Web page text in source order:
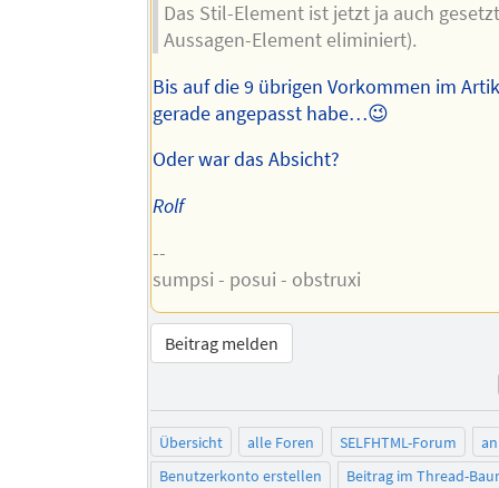
Das Stil-Element ist jetzt ja auch
Aussagen-Element eliminiert).
Bis auf die 9 übrigen Vorkommen im
gerade angepasst habe…😉
Oder war das Absicht?
Rolf
--
sumpsi - posui - obstruxi
Beitrag melden
Übersicht alle Foren SELFHTML-Forum
Benutzerkonto erstellen
Beitrag im Thread-